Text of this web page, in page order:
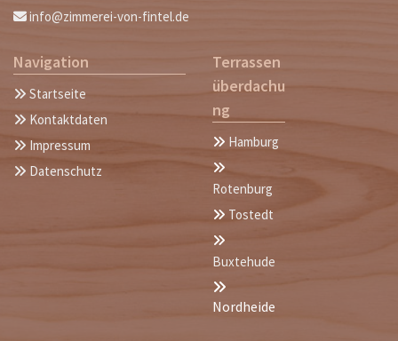
 info@zimmerei-von-fintel.de
Navigation
 Startseite
 Kontaktdaten
 Impressum
 Datenschutz
Terrassen
überdachu
ng
 Hamburg

Rotenburg
 Tostedt

Buxtehude

Nordheide